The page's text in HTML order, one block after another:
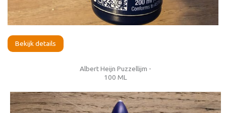
Bekijk details
Albert Heijn Puzzellijm -
100 ML